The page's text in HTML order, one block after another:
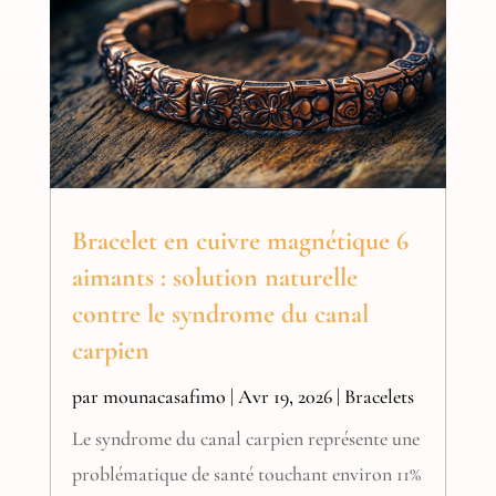
Bracelet en cuivre magnétique 6
aimants : solution naturelle
contre le syndrome du canal
carpien
parmounacasafimo | Avr 19, 2026| Bracelets
Le syndrome du canal carpien représente une
problématique de santé touchant environ 11%